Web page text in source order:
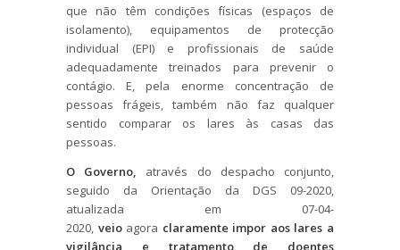
que não têm condições físicas (espaços de
isolamento), equipamentos de protecção
individual (EPI) e profissionais de saúde
adequadamente treinados para prevenir o
contágio. E, pela enorme concentração de
pessoas frágeis, também não faz qualquer
sentido comparar os lares às casas das
pessoas.
O Governo, através do despacho conjunto,
seguido da Orientação da DGS 09-2020,
atualizada em 07-04-
2020, veioagora claramente impor aos lares a
vigilância e tratamento de doentes